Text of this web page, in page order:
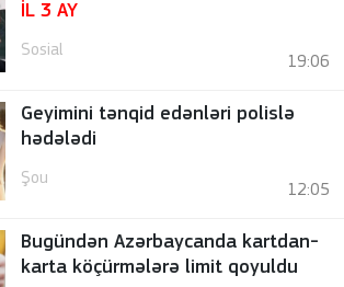
İL 3 AY
Sosial
19:06
Geyimini tənqid edənləri polislə
hədələdi
Şou
12:05
Bugündən Azərbaycanda kartdan-
karta köçürmələrə limit qoyuldu